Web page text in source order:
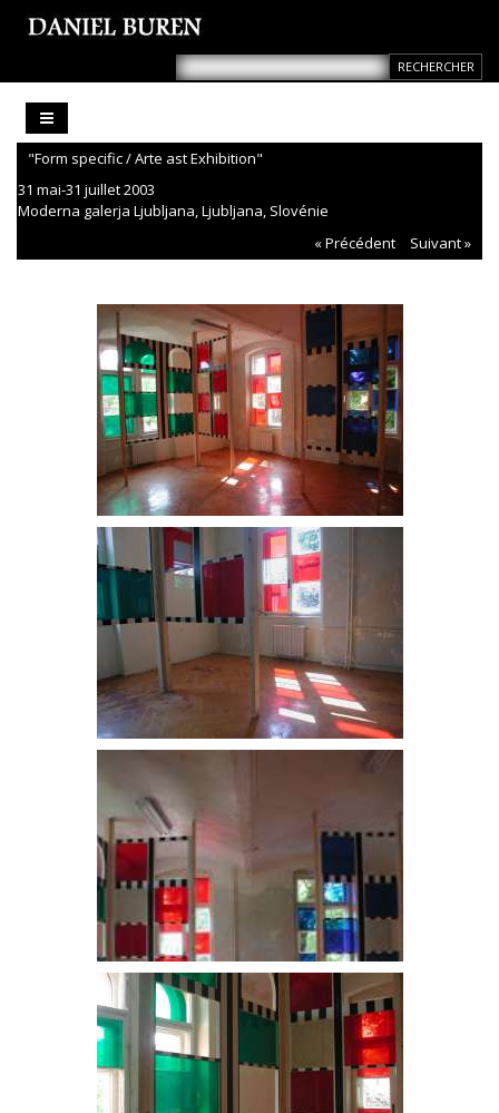
"Form specific / Arte ast Exhibition"
31 mai-31 juillet 2003
Moderna galerja Ljubljana, Ljubljana, Slovénie
« Précédent
Suivant »